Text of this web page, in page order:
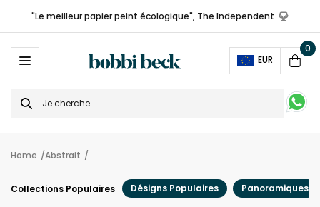
"Le meilleur papier peint écologique", The Independent
EUR
Cart
0
Search
for
Home Abstrait
Collections Populaires Désigns Populaires Panoramiques